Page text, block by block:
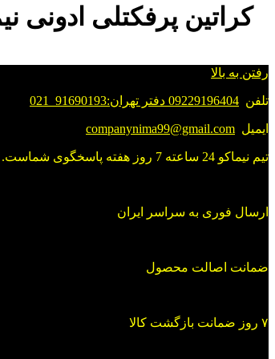
کراتین پرفکتلی ادونی
رفتن به بالا
تلفن 09229196404 دفتر تهران:91690193_021
ایمیل companynima99@gmail.com
تیم نیماکو 24 ساعته 7 روز هفته پاسخگوی شماست.
ارسال فوری به سراسر ایران
ضمانت اصالت محصول
۷ روز ضمانت بازگشت کالا